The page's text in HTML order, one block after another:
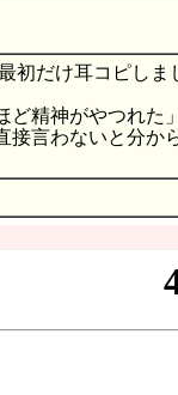
初だけ耳コピし
精神がやつれた
言わないと分